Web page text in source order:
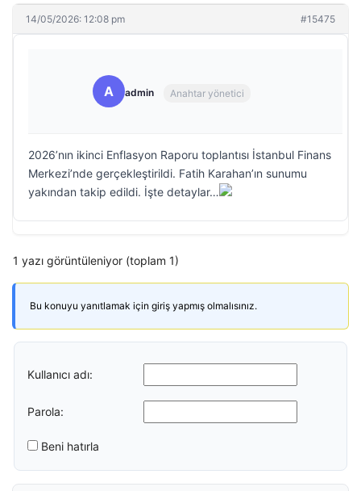
14/05/2026: 12:08 pm #15475
A admin Anahtar yönetici
2026’nın ikinci Enflasyon Raporu toplantısı İstanbul Finans
Merkezi’nde gerçekleştirildi. Fatih Karahan’ın sunumu
yakından takip edildi. İşte detaylar…
1 yazı görüntüleniyor (toplam 1)
Bu konuyu yanıtlamak için giriş yapmış olmalısınız.
Kullanıcı adı:
Parola:
Beni hatırla